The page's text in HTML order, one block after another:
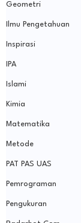
Geometri
Ilmu Pengetahuan
Inspirasi
IPA
Islami
Kimia
Matematika
Metode
PAT PAS UAS
Pemrograman
Pengukuran